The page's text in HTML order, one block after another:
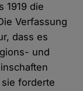
1919 die
Verfassung
dass es
und
forderte